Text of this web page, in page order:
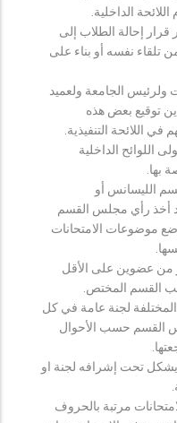
الداخلية.
قرار إحالة الطلاب إلى
نفسه أو بناء على
ولرئيس الجامعة ولعميد
توقيع بعض هذه
اللائحة التنفيذية.
اللوائح الداخلية
بها.
الليسانس أو
أخذ رأي مجلس القسم
موضوعات الامتحانات
من عضوين على الأقل
القسم المختص.
لجنة عامة في كل
القسم حسب الأحوال
تحت إشرافه لجنة او
مرتبة بالحروف